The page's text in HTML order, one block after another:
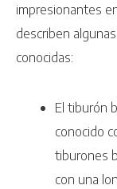
impresionantes
describen
conocidas:
El tiburón
conocido
tiburones
con una